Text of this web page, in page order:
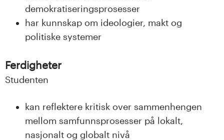
demokratiseringsprosesser
har kunnskap om ideologier, makt og
politiske systemer
Ferdigheter
Studenten
kan reflektere kritisk over sammenhengen
mellom samfunnsprosesser på lokalt,
nasjonalt og globalt nivå